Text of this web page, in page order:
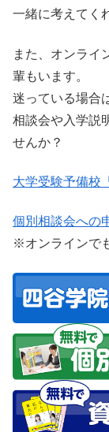
一緒に考えてく
また、オンライ
輩もいます。
迷っている場合
相談会や入学説
せんか？
大学受験予備校
個別相談会への
※オンラインで